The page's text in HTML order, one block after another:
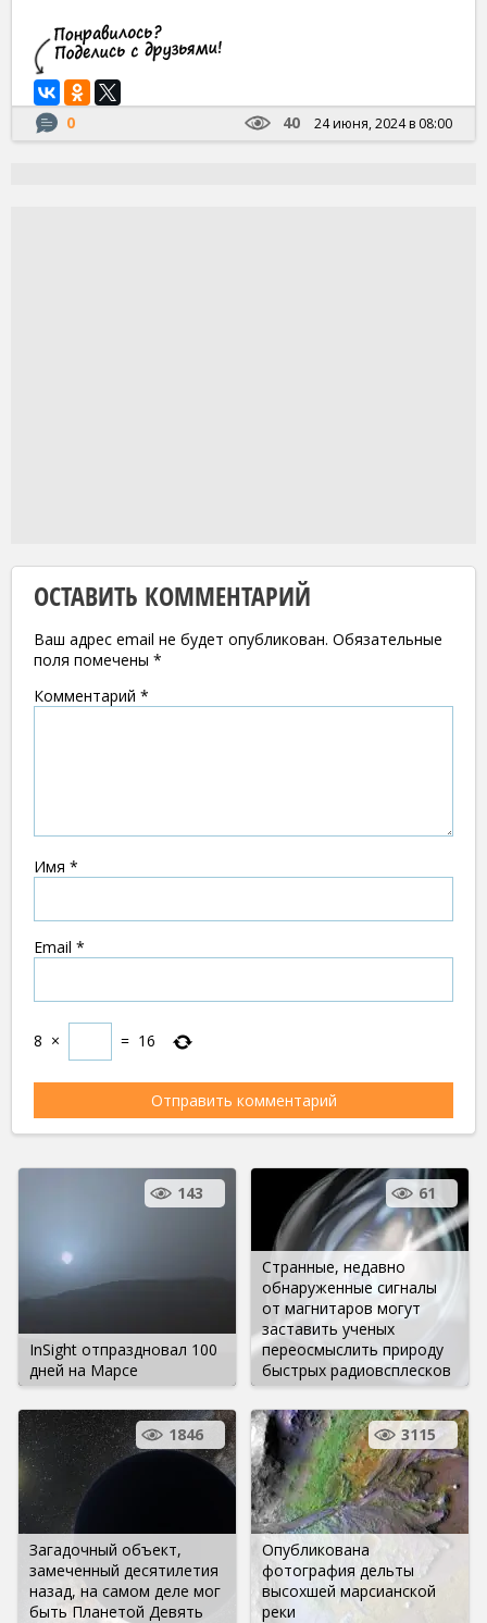
0 40 24 июня, 2024 в 08:00
ОСТАВИТЬ КОММЕНТАРИЙ
Ваш адрес email не будет опубликован. Обязательные
поля помечены *
Комментарий *
Имя *
Email *
8 × = 16
InSight отпраздновал 100
дней на Марсе
143
Странные, недавно
обнаруженные сигналы
от магнитаров могут
заставить ученых
переосмыслить природу
быстрых радиовсплесков
61
Загадочный объект,
замеченный десятилетия
назад, на самом деле мог
быть Планетой Девять
1846
Опубликована
фотография дельты
высохшей марсианской
реки
3115